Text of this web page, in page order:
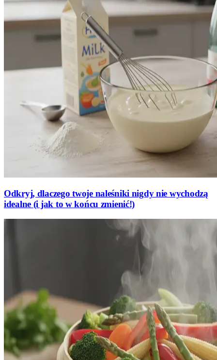
Odkryj, dlaczego twoje naleśniki nigdy nie wychodzą
idealne (i jak to w końcu zmienić!)